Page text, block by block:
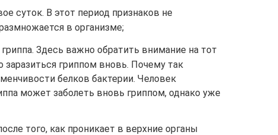
суток. В этот период признаков не
в организме;
Здесь важно обратить внимание на тот
гриппом вновь. Почему так
белков бактерии. Человек
может заболеть вновь гриппом, однако уже
того, как проникает в верхние органы